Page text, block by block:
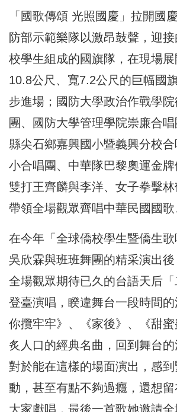
「國歌傳頌 光照國慶」拉開國
防部示範樂隊以激昂鼓聲，迎
校學生組成的國旗隊，在現場
10.8公尺、寬7.2公尺的巨幅國
步進場；國防大學政治作戰學
團、國防大學管理學院崇廉合
縣尖石鄉嘉興國小暨義興分校
小合唱團、中華隊巴黎奧運金
雙打王齊麟與李洋、女子拳擊
帶領全場觀眾齊唱中華民國國歌
在今年「全球僑校學生暨僑生
吳欣霖與班班舞團的精采演出
全場觀眾期待已久的台語天后
登臺演唱，睽違舞台一段時間
你攬牢牢》、《家後》、《甜
炙人口的經典名曲，回到舞台的
對於能在這樣的場面演出，感
動，甚至有點不夠過癮，還想
大家獻唱，最後一首歌她邀請